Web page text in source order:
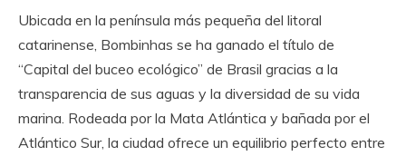
Ubicada en la península más pequeña del litoral
catarinense, Bombinhas se ha ganado el título de
“Capital del buceo ecológico” de Brasil gracias a la
transparencia de sus aguas y la diversidad de su vida
marina. Rodeada por la Mata Atlántica y bañada por el
Atlántico Sur, la ciudad ofrece un equilibrio perfecto entre